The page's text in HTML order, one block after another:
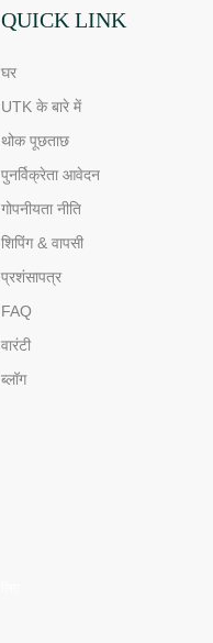
QUICK LINK
घर
UTK के बारे में
थोक पूछताछ
पुनर्विक्रेता आवेदन
गोपनीयता नीति
शिपिंग & वापसी
प्रशंसापत्र
FAQ
वारंटी
ब्लॉग